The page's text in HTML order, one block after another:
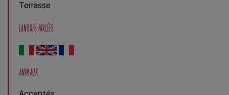
Terrasse
LANGUES PARLÉES
ANIMAUX